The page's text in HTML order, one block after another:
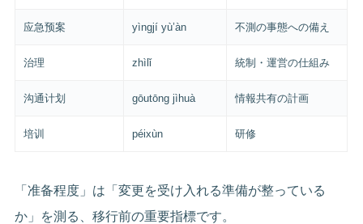
应急预案 yìngjí yù’àn 不測の事態への備え
治理 zhìlǐ 統制・運営の仕組み
沟通计划 gōutōng jìhuà 情報共有の計画
培训 péixùn 研修
「准备程度」は「変更を受け入れる準備が整っている
か」を測る、移行前の重要指標です。